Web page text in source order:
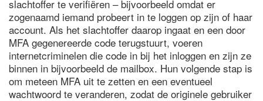
slachtoffer te verifiëren – bijvoorbeeld omdat er
zogenaamd iemand probeert in te loggen op zijn of haar
account. Als het slachtoffer daarop ingaat en een door
MFA gegenereerde code terugstuurt, voeren
internetcriminelen die code in bij het inloggen en zijn ze
binnen in bijvoorbeeld de mailbox. Hun volgende stap is
om meteen MFA uit te zetten en een eventueel
wachtwoord te veranderen, zodat de originele gebruiker